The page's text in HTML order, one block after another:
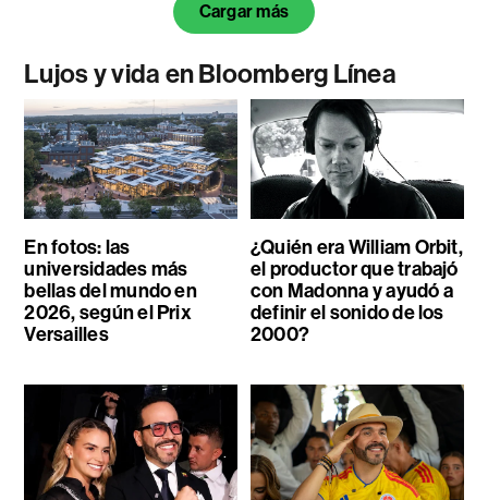
Cargar más
Lujos y vida en Bloomberg Línea
En fotos: las
universidades más
bellas del mundo en
2026, según el Prix
Versailles
¿Quién era William Orbit,
el productor que trabajó
con Madonna y ayudó a
definir el sonido de los
2000?